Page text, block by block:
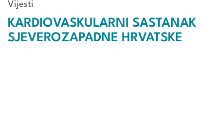
Vijesti
KARDIOVASKULARNI SASTANAK
SJEVEROZAPADNE HRVATSKE